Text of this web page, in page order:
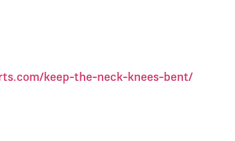
keep-the-neck-knees-bent/